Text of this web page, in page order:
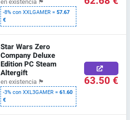
en existencia 🏴
-8% con XXLGAMER =57.67
€
Star Wars Zero
Company Deluxe
Edition PC Steam
Altergift
en existencia 🏴
-3% con XXL3GAMER =61.60
€
63.50 €